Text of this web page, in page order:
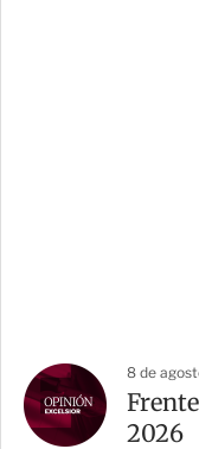
8 de
2026